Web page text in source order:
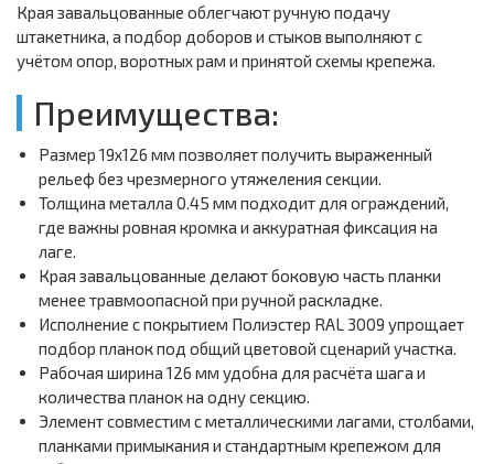
Края завальцованные облегчают ручную подачу
штакетника, а подбор доборов и стыков выполняют с
учётом опор, воротных рам и принятой схемы крепежа.
Преимущества:
Размер 19х126 мм позволяет получить выраженный
рельеф без чрезмерного утяжеления секции.
Толщина металла 0.45 мм подходит для ограждений,
где важны ровная кромка и аккуратная фиксация на
лаге.
Края завальцованные делают боковую часть планки
менее травмоопасной при ручной раскладке.
Исполнение с покрытием Полиэстер RAL 3009 упрощает
подбор планок под общий цветовой сценарий участка.
Рабочая ширина 126 мм удобна для расчёта шага и
количества планок на одну секцию.
Элемент совместим с металлическими лагами, столбами,
планками примыкания и стандартным крепежом для